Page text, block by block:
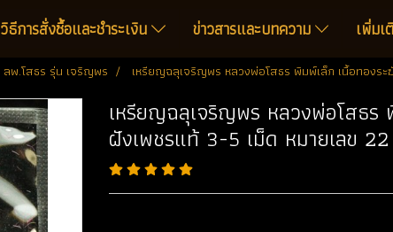
วิธีการสั่งซื้อและชำระเงิน ข่าวสารและบทความ เพิ่มเ
ลพ.โสธร รุ่น เจริญพร เหรียญฉลุเจริญพร หลวงพ่อโสธร พิมพ์เล็ก เนื้อทองระ
เหรียญฉลุเจริญพร หลวงพ่อโสธร
ฝังเพชรแท้ 3-5 เม็ด หมายเลข